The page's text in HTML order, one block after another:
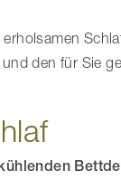
und den für Sie